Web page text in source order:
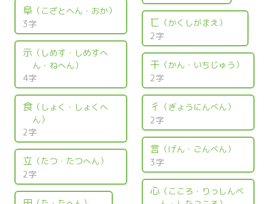
阜（こざとへん・おか）
3字
示 （しめす・しめすへ
ん・ねへん）
4字
食（しょく・しょくへ
ん）
2字
立 （たつ・たつへん）
2字
匸 （かくしがまえ）
2字
干 （かん・いちじゅう）
2字
彳 （ぎょうにんべん）
2字
言 （げん・ごんべん）
3字
心（こころ・りっしんべ